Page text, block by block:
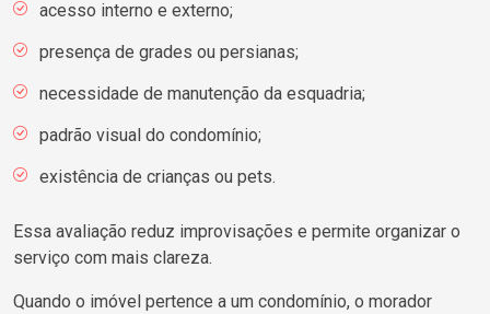
acesso interno e externo;
presença de grades ou persianas;
necessidade de manutenção da esquadria;
padrão visual do condomínio;
existência de crianças ou pets.
Essa avaliação reduz improvisações e permite organizar o
serviço com mais clareza.
Quando o imóvel pertence a um condomínio, o morador